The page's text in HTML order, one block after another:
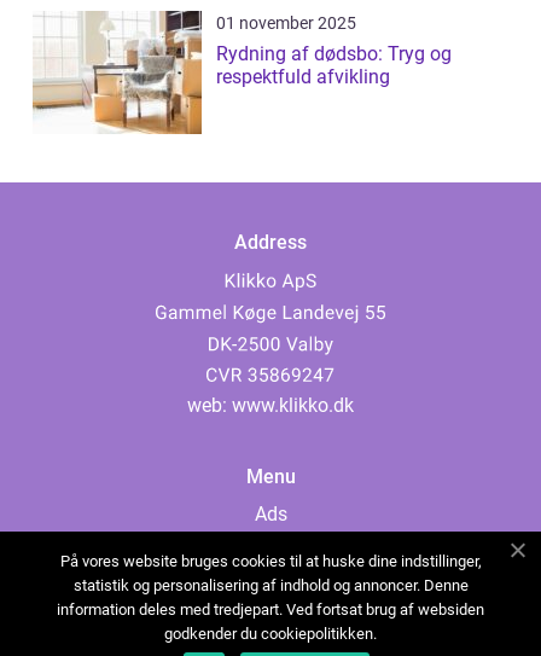
01 november 2025
Rydning af dødsbo: Tryg og
respektfuld afvikling
Address
web: www.klikko.dk
Menu
Ads
Cookies
Contact
Sitemap
På vores website bruges cookies til at huske dine indstillinger,
statistik og personalisering af indhold og annoncer. Denne
information deles med tredjepart. Ved fortsat brug af websiden
godkender du cookiepolitikken.